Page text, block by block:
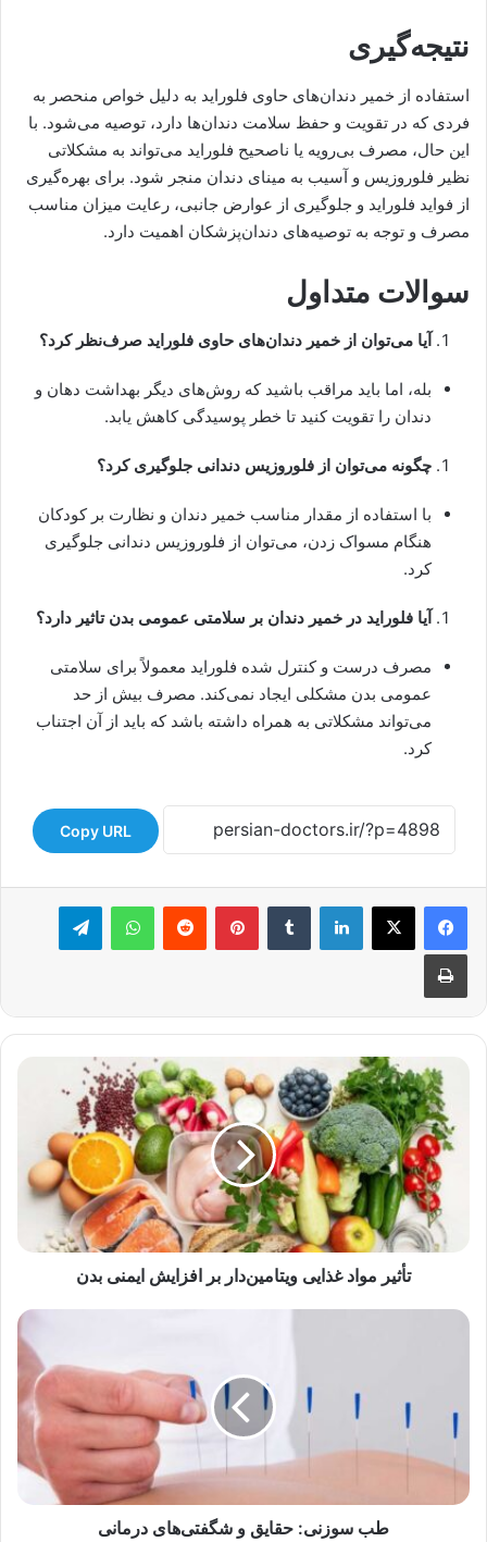
نتیجه‌گیری
استفاده از خمیر دندان‌های حاوی فلوراید به دلیل خواص منحصر به
فردی که در تقویت و حفظ سلامت دندان‌ها دارد، توصیه می‌شود. با
این حال، مصرف بی‌رویه یا ناصحیح فلوراید می‌تواند به مشکلاتی
نظیر فلوروزیس و آسیب به مینای دندان منجر شود. برای بهره‌گیری
از فواید فلوراید و جلوگیری از عوارض جانبی، رعایت میزان مناسب
مصرف و توجه به توصیه‌های دندان‌پزشکان اهمیت دارد.
سوالات متداول
آیا می‌توان از خمیر دندان‌های حاوی فلوراید صرف‌نظر کرد؟
بله، اما باید مراقب باشید که روش‌های دیگر بهداشت دهان و
دندان را تقویت کنید تا خطر پوسیدگی کاهش یابد.
چگونه می‌توان از فلوروزیس دندانی جلوگیری کرد؟
با استفاده از مقدار مناسب خمیر دندان و نظارت بر کودکان
هنگام مسواک زدن، می‌توان از فلوروزیس دندانی جلوگیری
کرد.
آیا فلوراید در خمیر دندان بر سلامتی عمومی بدن تاثیر دارد؟
مصرف درست و کنترل شده فلوراید معمولاً برای سلامتی
عمومی بدن مشکلی ایجاد نمی‌کند. مصرف بیش از حد
می‌تواند مشکلاتی به همراه داشته باشد که باید از آن اجتناب
کرد.
Copy URL
لینکدین ‫تامبلر ‫پین‌ترست‫رددیت واتس آپ تلگرام
چاپ
غذایی
ویتامین‌دار
افزایش
ایمنی
تأثیر مواد غذایی ویتامین‌دار بر افزایش ایمنی بدن
طب
شگفتی‌های
درمانی
طب سوزنی: حقایق و شگفتی‌های درمانی